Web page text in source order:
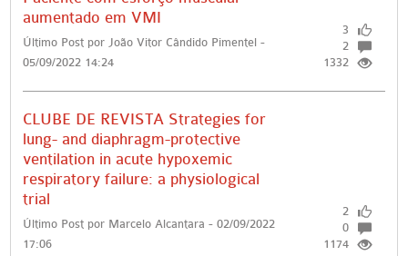
aumentado em VMI
Último Post por João Vitor Cândido Pimentel -
05/09/2022 14:24
3
2
1332
CLUBE DE REVISTA Strategies for
lung- and diaphragm-protective
ventilation in acute hypoxemic
respiratory failure: a physiological
trial
Último Post por Marcelo Alcantara - 02/09/2022
17:06
2
0
1174